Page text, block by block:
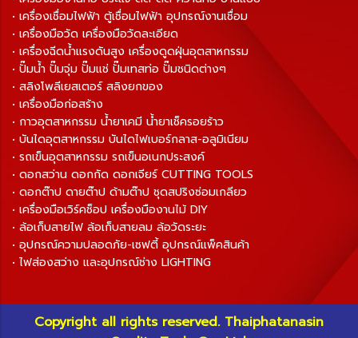
• เครื่องเชื่อมไฟฟ้า ตู้เชื่อมไฟฟ้า อุปกรณ์งานเชื่อม
• เครื่องมือวัด เครื่องมือวัดละเอียด
• เครื่องฉีดน้ำแรงดันสูง เครื่องดูดฝุ่นอุตสาหกรรม
• ปั๊มน้ำ ปั๊มจุ่ม ปั๊มแช่ ปั๊มเทสท่อ ปั๊มชนิดต่างๆ
• สลิงโพลีเยสเตอร์ สลิงยกของ
• เครื่องมือก่อสร้าง
• กาวอุตสาหกรรม น้ำยาเคมี น้ำยาเช็ครอยร้าว
• บันไดอุตสาหกรรม บันไดไฟเบอร์กลาส-อลูมิเนียม
• รถเข็นอุตสาหกรรม รถเข็นอเนกประสงค์
• ดอกสว่าน ดอกกัด ดอกเจียร์ CUTTING TOOLS
• ดอกต๊าป ดายต๊าป ด้ามต๊าป ชุดสปริงซ่อมเกลียว
• เครื่องมือเวิร์คช็อป เครื่องมืองานไม้ DIY
• ล้อเก็บสายไฟ ล้อเก็บสายลม ล้อวัดระยะ
• อุปกรณ์ความปลอดภัย-เซฟตี้ อุปกรณ์แพ็คสินค้า
• ไฟส่องสว่าง และอุปกรณ์ช่าง LIGHTING
Copyright all rights reserved. Thaiphatanasin